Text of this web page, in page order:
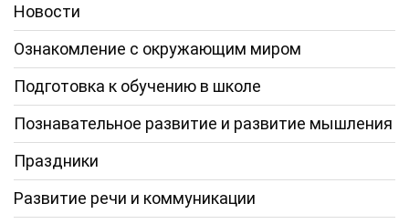
Новости
Ознакомление с окружающим миром
Подготовка к обучению в школе
Познавательное развитие и развитие мышления
Праздники
Развитие речи и коммуникации